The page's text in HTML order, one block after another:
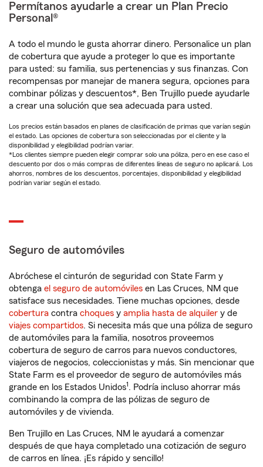
Permítanos ayudarle a crear un Plan Precio
Personal®
A todo el mundo le gusta ahorrar dinero. Personalice un plan
de cobertura que ayude a proteger lo que es importante
para usted: su familia, sus pertenencias y sus finanzas. Con
recompensas por manejar de manera segura, opciones para
combinar pólizas y descuentos*, Ben Trujillo puede ayudarle
a crear una solución que sea adecuada para usted.
Los precios están basados en planes de clasificación de primas que varían según
el estado. Las opciones de cobertura son seleccionadas por el cliente y la
disponibilidad y elegibilidad podrían variar.
*Los clientes siempre pueden elegir comprar solo una póliza, pero en ese caso el
descuento por dos o más compras de diferentes líneas de seguro no aplicará. Los
ahorros, nombres de los descuentos, porcentajes, disponibilidad y elegibilidad
podrían variar según el estado.
Seguro de automóviles
Abróchese el cinturón de seguridad con State Farm y
obtenga el seguro de automóviles en Las Cruces, NM que
satisface sus necesidades. Tiene muchas opciones, desde
cobertura contra choques y amplia hasta de alquiler y de
viajes compartidos. Si necesita más que una póliza de seguro
de automóviles para la familia, nosotros proveemos
cobertura de seguro de carros para nuevos conductores,
viajeros de negocios, coleccionistas y más. Sin mencionar que
State Farm es el proveedor de seguro de automóviles más
grande en los Estados Unidos1. Podría incluso ahorrar más
combinando la compra de las pólizas de seguro de
automóviles y de vivienda.
Ben Trujillo en Las Cruces, NM le ayudará a comenzar
después de que haya completado una cotización de seguro
de carros en línea. ¡Es rápido y sencillo!